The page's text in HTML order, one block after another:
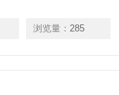
浏览量： 285